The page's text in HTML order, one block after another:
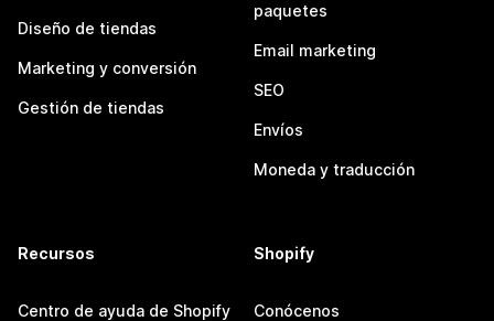
Diseño de tiendas
Marketing y conversión
Gestión de tiendas
paquetes
Email marketing
SEO
Envíos
Moneda y traducción
Recursos
Centro de ayuda de Shopify
Shopify
Conócenos